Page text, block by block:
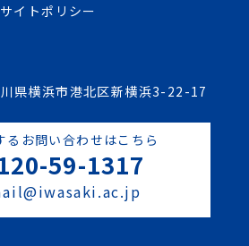
サイトポリシー
県横浜市港北区新横浜3-22-17
るお問い合わせはこちら
59-1317